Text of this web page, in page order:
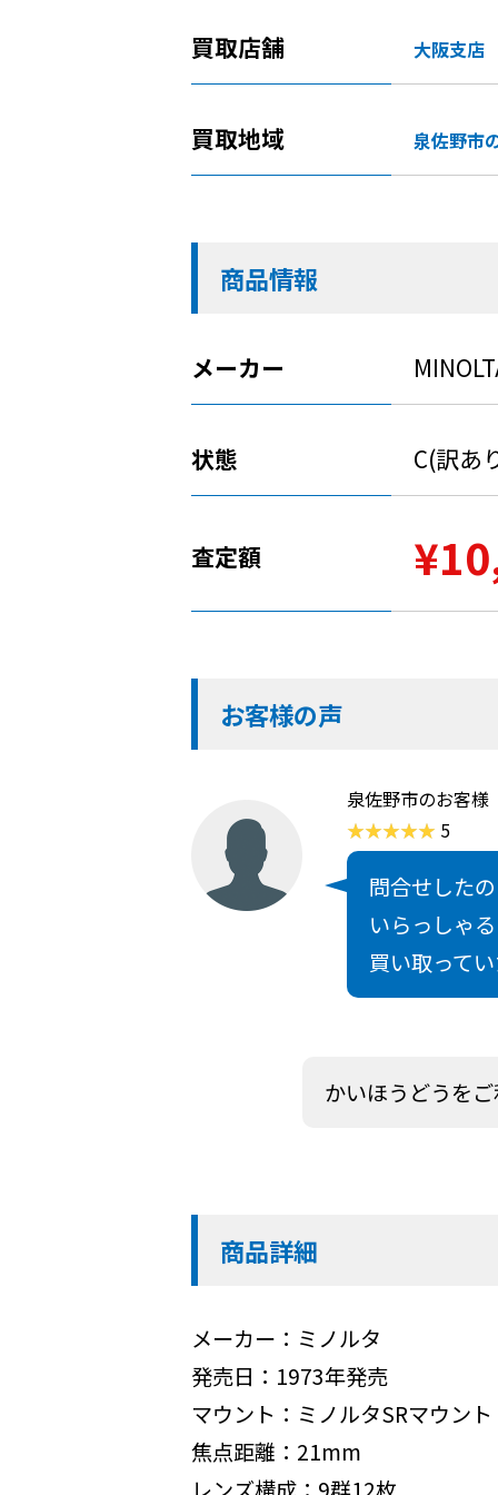
買取店舗 大阪支店
買取地域 泉佐野市
商品情報
メーカー
状態 C(訳あ
査定額
お客様の声
泉佐野市のお客様
5
問合せした
いらっしゃ
買い取って
かいほうどうを
商品詳細
メーカー：ミノルタ
発売日：1973年発売
マウント：ミノルタSRマウント
焦点距離：21mm